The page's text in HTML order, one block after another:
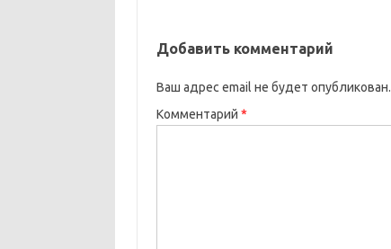
Добавить комментарий
Ваш адрес email не будет опубликован.
Комментарий *